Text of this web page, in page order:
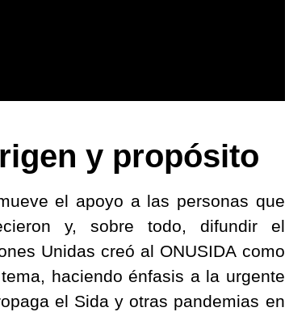
y propósito
el apoyo a las personas que
y, sobre todo, difundir el
Unidas creó al ONUSIDA como
haciendo énfasis a la urgente
el Sida y otras pandemias en